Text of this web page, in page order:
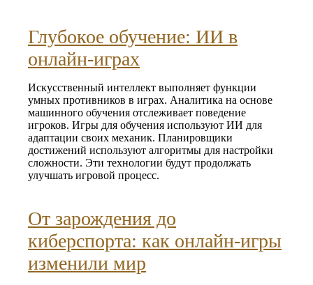
Глубокое обучение: ИИ в
онлайн-играх
Искусственный интеллект выполняет функции
умных противников в играх. Аналитика на основе
машинного обучения отслеживает поведение
игроков. Игры для обучения используют ИИ для
адаптации своих механик. Планировщики
достижений используют алгоритмы для настройки
сложности. Эти технологии будут продолжать
улучшать игровой процесс.
От зарождения до
киберспорта: как онлайн-игры
изменили мир